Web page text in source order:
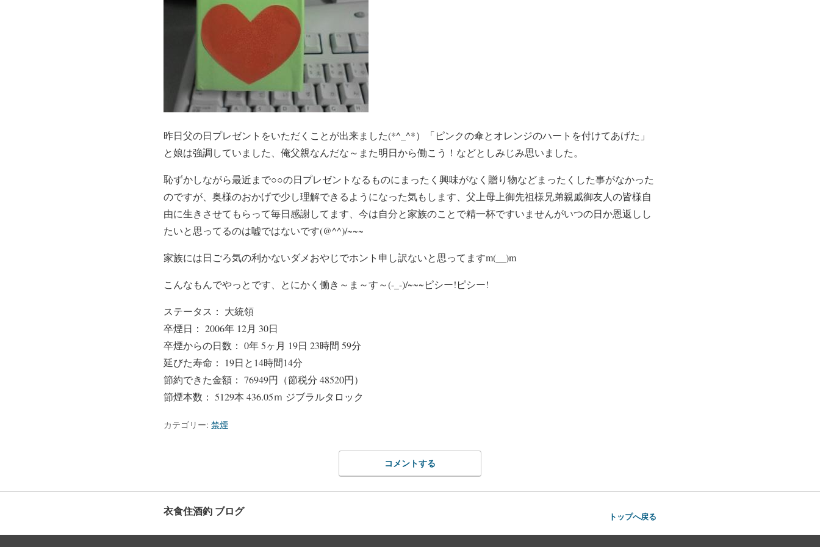
昨日父の日プレゼントをいただくことが出来ました(*^_^*）「ピンクの傘とオレンジのハートを付けてあげた」
と娘は強調していました、俺父親なんだな～また明日から働こう！などとしみじみ思いました。
恥ずかしながら最近まで○○の日プレゼントなるものにまったく興味がなく贈り物などまったくした事がなかった
のですが、奥様のおかげで少し理解できるようになった気もします、父上母上御先祖様兄弟親戚御友人の皆様自
由に生きさせてもらって毎日感謝してます、今は自分と家族のことで精一杯ですいませんがいつの日か恩返しし
たいと思ってるのは嘘ではないです(@^^)/~~~
家族には日ごろ気の利かないダメおやじでホント申し訳ないと思ってますm(__)m
こんなもんでやっとです、とにかく働き～ま～す～(-_-)/~~~ピシー!ピシー!
ステータス： 大統領
卒煙日： 2006年 12月 30日
卒煙からの日数： 0年 5ヶ月 19日 23時間 59分
延びた寿命： 19日と14時間14分
節約できた金額： 76949円（節税分 48520円）
節煙本数： 5129本 436.05ｍ ジブラルタロック
カテゴリー: 禁煙
コメントする
衣食住酒釣 ブログ トップへ戻る